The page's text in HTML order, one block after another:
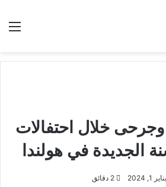
خلال احتفالات
الجديدة في هولندا
2024